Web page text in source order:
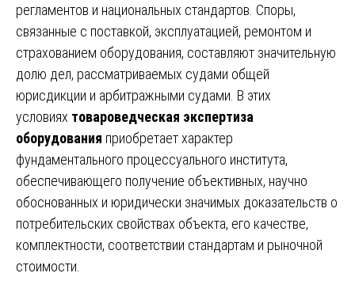
регламентов и национальных стандартов. Споры,
связанные с поставкой, эксплуатацией, ремонтом и
страхованием оборудования, составляют значительную
долю дел, рассматриваемых судами общей
юрисдикции и арбитражными судами. В этих
условиях товароведческая экспертиза
оборудования приобретает характер
фундаментального процессуального института,
обеспечивающего получение объективных, научно
обоснованных и юридически значимых доказательств о
потребительских свойствах объекта, его качестве,
комплектности, соответствии стандартам и рыночной
стоимости.